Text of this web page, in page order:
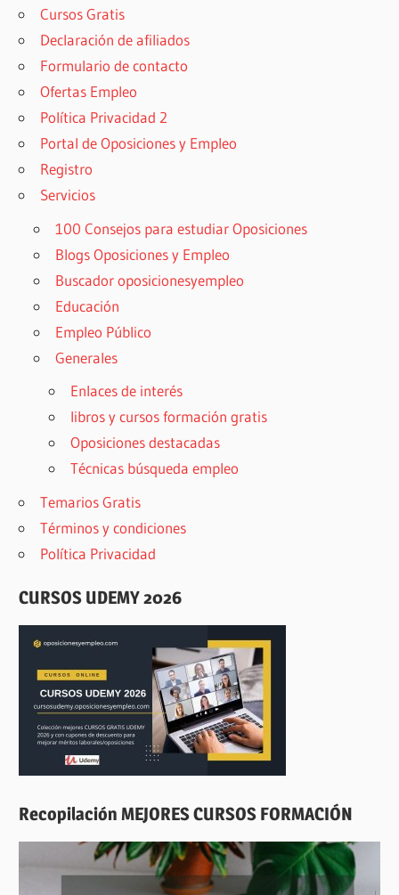
Cursos Gratis
Declaración de afiliados
Formulario de contacto
Ofertas Empleo
Política Privacidad 2
Portal de Oposiciones y Empleo
Registro
Servicios
100 Consejos para estudiar Oposiciones
Blogs Oposiciones y Empleo
Buscador oposicionesyempleo
Educación
Empleo Público
Generales
Enlaces de interés
libros y cursos formación gratis
Oposiciones destacadas
Técnicas búsqueda empleo
Temarios Gratis
Términos y condiciones
Política Privacidad
CURSOS UDEMY 2026
Recopilación MEJORES CURSOS FORMACIÓN